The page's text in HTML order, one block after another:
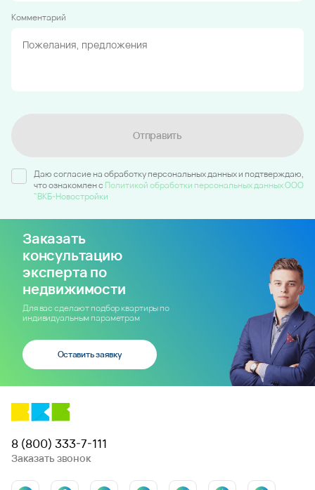
Комментарий
Отправить
Даю согласие на обработку персональных данных и подтверждаю,
что ознакомлен c Политикой обработки персональных данных ООО
"ВКБ-Новостройки
Заказать
консультацию
эксперта по
недвижимости
Для вас сделают подбор квартиры по
индивидуальным параметрам
Оставить заявку
8 (800) 333-7-111
Заказать звонок